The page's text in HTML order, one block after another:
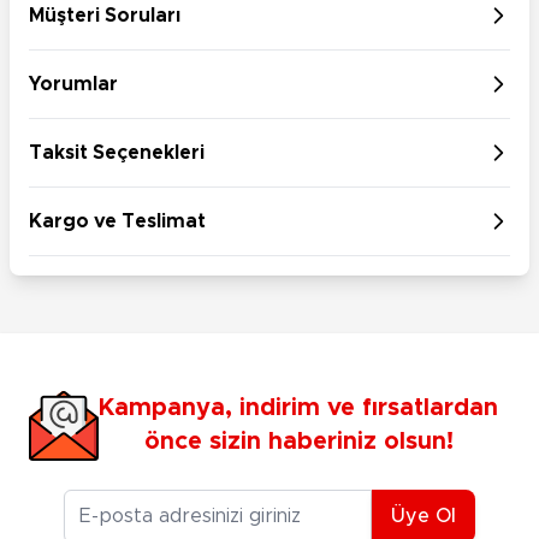
Müşteri Soruları
Yorumlar
Taksit Seçenekleri
Kargo ve Teslimat
Kampanya, indirim ve fırsatlardan
önce sizin haberiniz olsun!
E-posta Adresiniz
Üye Ol